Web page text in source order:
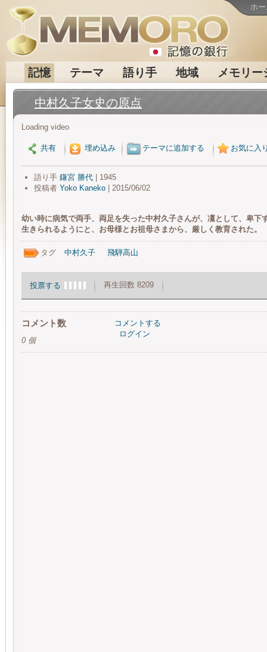
記憶 テーマ 語り手 地域 メモリー
ホ
中村久子女史の原点
Loading video
共有 埋め込み テーマに追加する お気に入
語り手 鎌宮 勝代| 1945
投稿者 Yoko Kaneko| 2015/06/02
幼い時に病気で両手、両足を失った中村久子さんが、凜として、卑下
生きられるようにと、お母様とお祖母さまから、厳しく教育された。
タグ 中村久子 飛騨高山
投票する 再生回数 8209
コメント数
0 個
コメントする
ログイン